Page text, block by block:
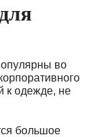
во
к одежде, не
большое